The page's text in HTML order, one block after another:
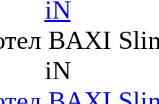
iN
BAXI
iN